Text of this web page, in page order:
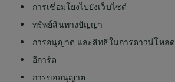
การเชี่อมโยงไปยังเว็บไซต์
ทรัพย์สินทางปัญญา
การอนุญาต และสิทธิในการดาวน์โหลด
อีการ์ด
การขออนุญาต